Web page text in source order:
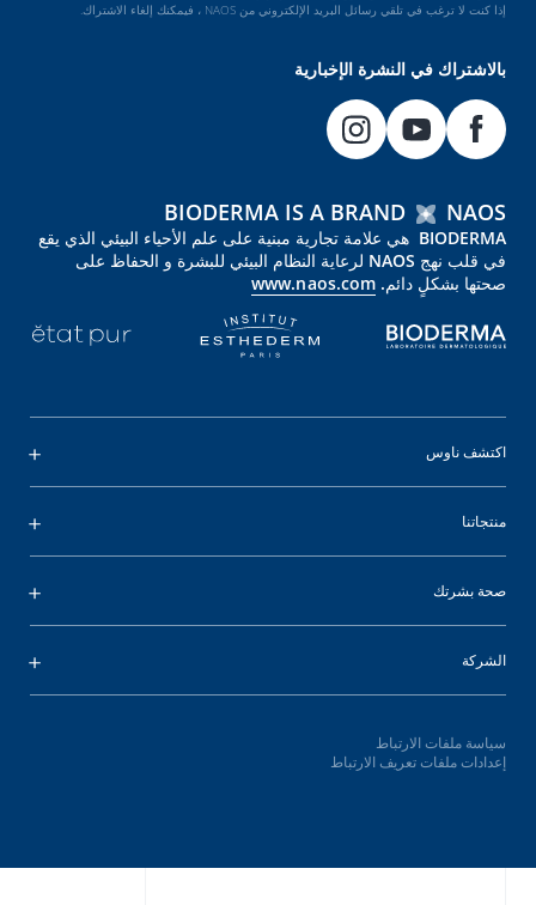
إذا كنت لا ترغب في تلقي رسائل البريد الإلكتروني من NAOS ، فيمكنك إلغاء الاشتراك.
بالاشتراك في النشرة الإخبارية
BIODERMA IS A BRAND NAOS
BIODERMA هي علامة تجارية مبنية على علم الأحياء البيئي الذي يقع
في قلب نهج NAOS لرعاية النظام البيئي للبشرة و الحفاظ على
صحتها بشكلٍ دائم. www.naos.com
اكتشف ناوس
منتجاتنا
صحة بشرتك
الشركة
سياسة ملفات الارتباط
إعدادات ملفات تعريف الارتباط